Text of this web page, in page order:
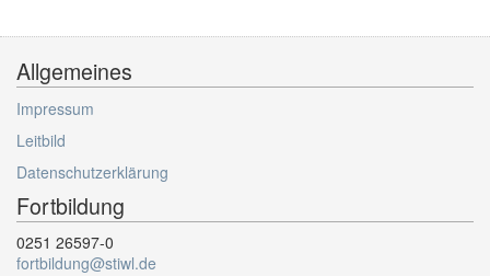
Allgemeines
Impressum
Leitbild
Datenschutzerklärung
Fortbildung
0251 26597-0
fortbildung@stiwl.de